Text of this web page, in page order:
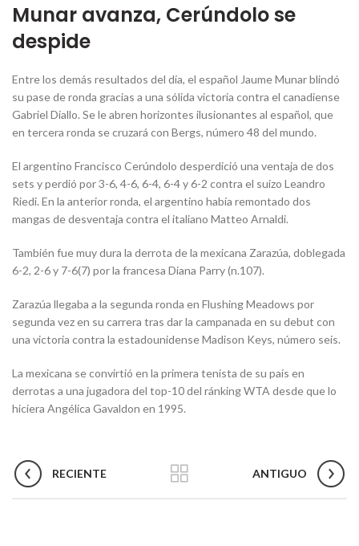
Munar avanza, Cerúndolo se
despide
Entre los demás resultados del día, el español Jaume Munar blindó
su pase de ronda gracias a una sólida victoria contra el canadiense
Gabriel Diallo. Se le abren horizontes ilusionantes al español, que
en tercera ronda se cruzará con Bergs, número 48 del mundo.
El argentino Francisco Cerúndolo desperdició una ventaja de dos
sets y perdió por 3-6, 4-6, 6-4, 6-4 y 6-2 contra el suizo Leandro
Riedi. En la anterior ronda, el argentino había remontado dos
mangas de desventaja contra el italiano Matteo Arnaldi.
También fue muy dura la derrota de la mexicana Zarazúa, doblegada
6-2, 2-6 y 7-6(7) por la francesa Diana Parry (n.107).
Zarazúa llegaba a la segunda ronda en Flushing Meadows por
segunda vez en su carrera tras dar la campanada en su debut con
una victoria contra la estadounidense Madison Keys, número seis.
La mexicana se convirtió en la primera tenista de su país en
derrotas a una jugadora del top-10 del ránking WTA desde que lo
hiciera Angélica Gavaldon en 1995.
RECIENTE ANTIGUO